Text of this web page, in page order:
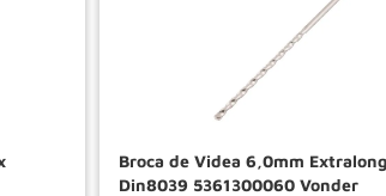
Broca de Videa 6,0mm Extralonga
Din8039 5361300060 Vonder